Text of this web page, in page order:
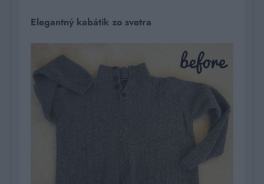
Elegantný kabátik zo svetra